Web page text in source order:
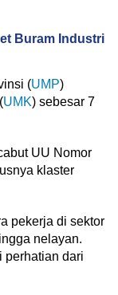
Buram Industri
(UMP)
UMK) sebesar 7
UU Nomor
klaster
pekerja di sektor
nelayan.
perhatian dari